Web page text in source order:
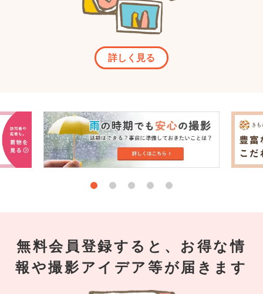
詳しく見る
無料会員登録すると、お得な情
報や撮影アイデア等が届きます